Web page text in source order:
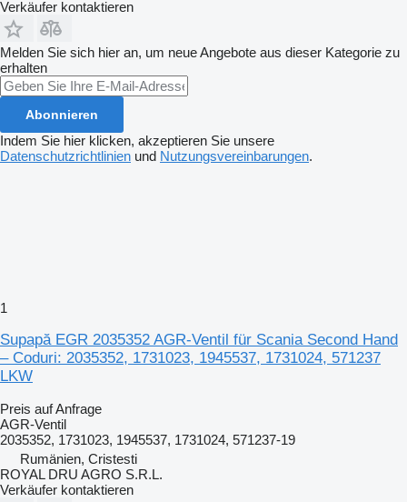
Verkäufer kontaktieren
Melden Sie sich hier an, um neue Angebote aus dieser Kategorie zu
erhalten
Abonnieren
Indem Sie hier klicken, akzeptieren Sie unsere
Datenschutzrichtlinien und Nutzungsvereinbarungen.
1
Supapă EGR 2035352 AGR-Ventil für Scania Second Hand
– Coduri: 2035352, 1731023, 1945537, 1731024, 571237
LKW
Preis auf Anfrage
AGR-Ventil
2035352, 1731023, 1945537, 1731024, 571237-19
Rumänien, Cristesti
ROYAL DRU AGRO S.R.L.
Verkäufer kontaktieren